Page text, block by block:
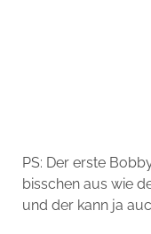
PS: Der erste
bisschen aus wie
und der kann ja